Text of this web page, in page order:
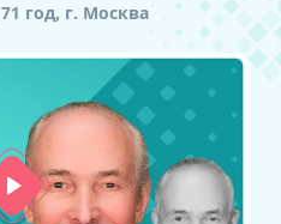
71 год, г. Москва